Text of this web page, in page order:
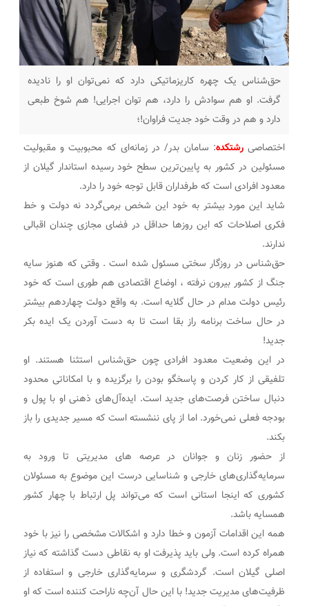
حق‌شناس یک چهره کاریزماتیکی دارد که نمی‌توان او را نادیده
گرفت. او هم سوادش را دارد، هم توان اجرایی! هم شوخ طبعی
دارد و هم در وقت خود جدیت فراوان!؛
اختصاصیرشتکده: سامان بدر/ در زمانه‌ای که محبوبیت و مقبولیت
مسئولین در کشور به پایین‌ترین سطح خود رسیده استاندار گیلان از
معدود افرادی است که طرفداران قابل توجه خود را دارد.
شاید این مورد بیشتر به خود این شخص برمی‌گردد نه دولت و خط
فکری اصلاحات که این روزها حداقل در فضای مجازی چندان اقبالی
ندارند.
حق‌شناس در روزگار سختی مسئول شده است . وقتی که هنوز سایه
جنگ از کشور بیرون نرفته ، اوضاع اقتصادی هم طوری است که خود
رئیس دولت مدام در حال گلایه است. به واقع دولت چهاردهم بیشتر
در حال ساخت برنامه راز بقا است تا به دست آوردن یک ایده بکر
جدید!
در این وضعیت معدود افرادی چون حق‌شناس استثنا هستند. او
تلفیقی از کار کردن و پاسخگو بودن را برگزیده و با امکاناتی محدود
دنبال ساختن فرصت‌های جدید است. ایده‌آل‌های ذهنی او با پول و
بودجه فعلی نمی‌خورد. اما از پای ننشسته است که مسیر جدیدی را باز
بکند.
از حضور زنان و جوانان در عرصه های مدیریتی تا ورود به
سرمایه‌گذاری‌های خارجی و شناسایی درست این موضوع به مسئولان
کشوری که اینجا استانی است که می‌تواند پل ارتباط با چهار کشور
همسایه باشد.
همه این اقدامات آزمون و خطا دارد و اشکالات مشخصی را نیز با خود
همراه کرده است. ولی باید پذیرفت او به نقاطی دست گذاشته که نیاز
اصلی گیلان است. گردشگری و سرمایه‌گذاری خارجی و استفاده از
ظرفیت‌‌های مدیریت جدید! با این حال آن‌چه ناراحت کننده است که او